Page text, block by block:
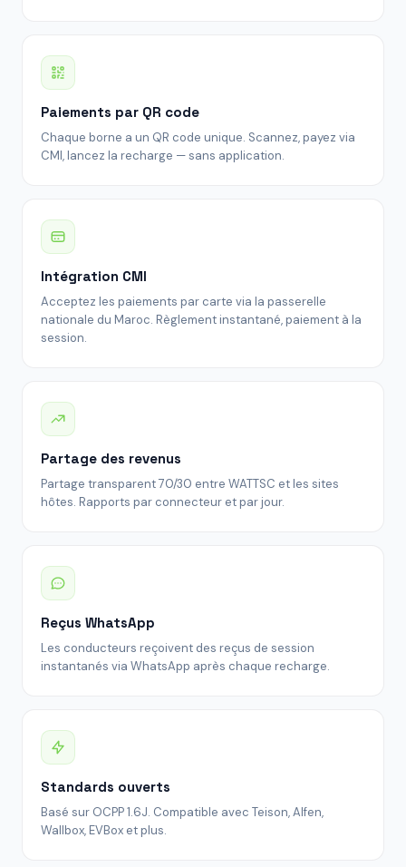
Paiements par QR code
Chaque borne a un QR code unique. Scannez, payez via
CMI, lancez la recharge — sans application.
Intégration CMI
Acceptez les paiements par carte via la passerelle
nationale du Maroc. Règlement instantané, paiement à la
session.
Partage des revenus
Partage transparent 70/30 entre WATTSC et les sites
hôtes. Rapports par connecteur et par jour.
Reçus WhatsApp
Les conducteurs reçoivent des reçus de session
instantanés via WhatsApp après chaque recharge.
Standards ouverts
Basé sur OCPP 1.6J. Compatible avec Teison, Alfen,
Wallbox, EVBox et plus.